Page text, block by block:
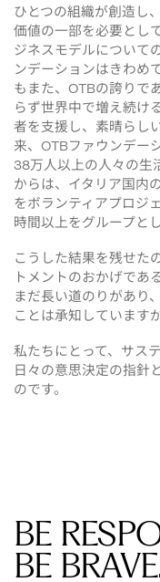
ひとつの組織が創造し
価値の一部を必要とし
ジネスモデルについて
ンデーションはきわめ
もまた、 OTBの誇りで
らず世界中で増え続け
者を支援し、素晴らし
来、 OTBファウンデー
38万人以上の人々の生
からは、イタリア国内
をボランティアプロジ
時間以上をグループと
こうした結果を残せた
トメントのおかげであ
まだ長い道のりがあり
ことは承知しています
私たちにとって、サス
日々の意思決定の指針
のです。
BE
BE